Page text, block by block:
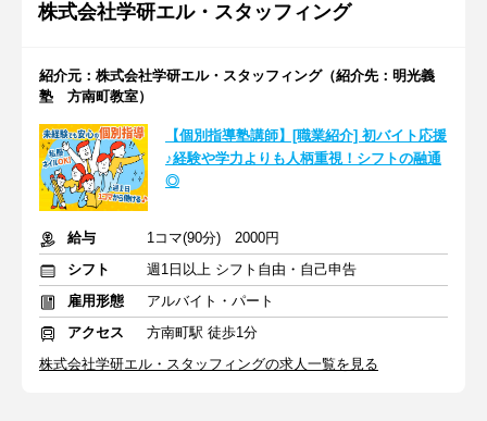
株式会社学研エル・スタッフィング
紹介元：株式会社学研エル・スタッフィング（紹介先：明光義
塾 方南町教室）
【個別指導塾講師】[職業紹介] 初バイト応援
♪経験や学力よりも人柄重視！シフトの融通
◎
給与
1コマ(90分) 2000円
シフト
週1日以上 シフト自由・自己申告
雇用形態
アルバイト・パート
アクセス
方南町駅 徒歩1分
株式会社学研エル・スタッフィングの求人一覧を見る